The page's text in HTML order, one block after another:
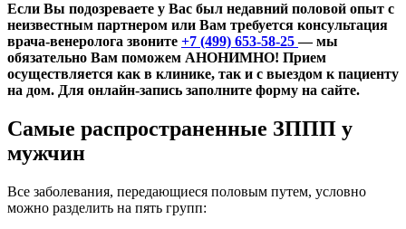
Если Вы подозреваете у Вас был недавний половой опыт с
неизвестным партнером или Вам требуется консультация
врача-венеролога звоните +7 (499) 653-58-25— мы
обязательно Вам поможем АНОНИМНО! Прием
осуществляется как в клинике, так и с выездом к пациенту
на дом. Для онлайн-запись заполните форму на сайте.
Самые распространенные ЗППП у
мужчин
Все заболевания, передающиеся половым путем, условно
можно разделить на пять групп: